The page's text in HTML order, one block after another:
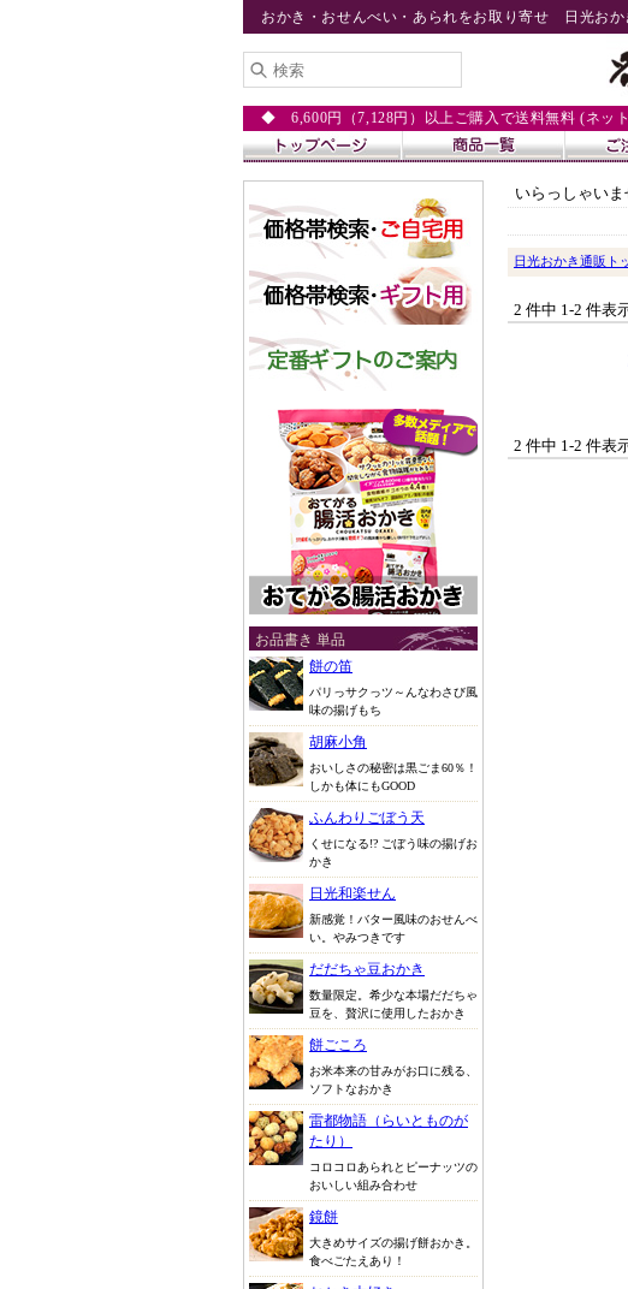
おかき・おせんべい・あられをお取り寄せ 日光おか
◆ 6,600円（7,128円）以上ご購入で送料無料 (ネッ
お品書き 単品
餅の笛
パリっサクっツ～んなわさび風
味の揚げもち
胡麻小角
おいしさの秘密は黒ごま60％！
しかも体にもGOOD
ふんわりごぼう天
くせになる!? ごぼう味の揚げお
かき
日光和楽せん
新感覚！バター風味のおせんべ
い。やみつきです
だだちゃ豆おかき
数量限定。希少な本場だだちゃ
豆を、贅沢に使用したおかき
餅ごころ
お米本来の甘みがお口に残る、
ソフトなおかき
雷都物語（らいとものが
たり）
コロコロあられとピーナッツの
おいしい組み合わせ
鏡餅
大きめサイズの揚げ餅おかき。
食べごたえあり！
いらっしゃい
日光おかき通販ト
2 件中 1-2 件表
2 件中 1-2 件表